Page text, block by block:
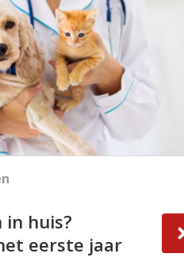
huis?
eerste jaar